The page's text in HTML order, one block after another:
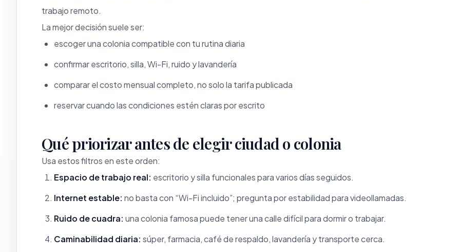
trabajo remoto.
La mejor decisión suele ser:
escoger una colonia compatible con tu rutina diaria
confirmar escritorio, silla, Wi-Fi, ruido y lavandería
comparar el costo mensual completo, no solo la tarifa publicada
reservar cuando las condiciones estén claras por escrito
Qué priorizar antes de elegir ciudad o colonia
Usa estos filtros en este orden:
Espacio de trabajo real: escritorio y silla funcionales para varios días seguidos.
Internet estable: no basta con “Wi-Fi incluido”; pregunta por estabilidad para videollamadas.
Ruido de cuadra: una colonia famosa puede tener una calle difícil para dormir o trabajar.
Caminabilidad diaria: súper, farmacia, café de respaldo, lavandería y transporte cerca.